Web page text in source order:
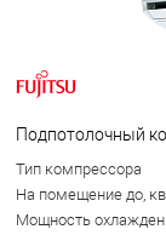
Подпотолочный
Тип компрессора
На помещение до,
Мощность